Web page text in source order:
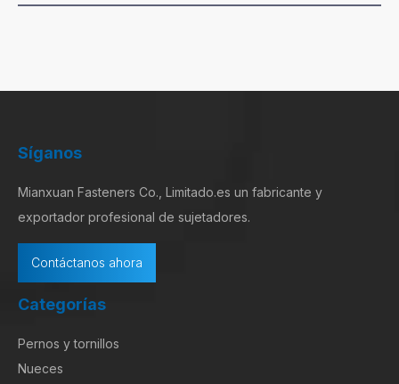
Síganos
Mianxuan Fasteners Co., Limitado.es un fabricante y
exportador profesional de sujetadores.
Contáctanos ahora
Categorías
Pernos y tornillos
Nueces